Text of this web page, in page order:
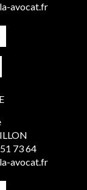
avocat.fr
73 64
avocat.fr